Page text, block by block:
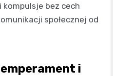
kompulsje bez cech
społecznej od
i